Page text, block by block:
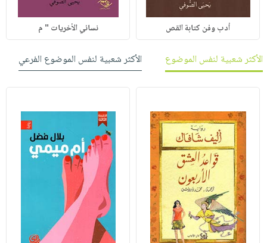
أدب وفن كتابة القص نسائي الأخريات " م
الأكثر شعبية لنفس الموضوع الأكثر شعبية لنفس الموضوع الفرعي